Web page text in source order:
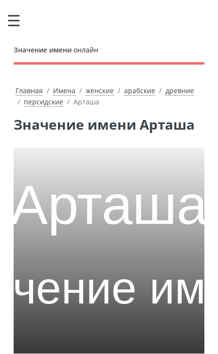
Значение имени онлайн
Главная Имена женские арабские
древние
персидские
Арташа
Значение имени Арташа